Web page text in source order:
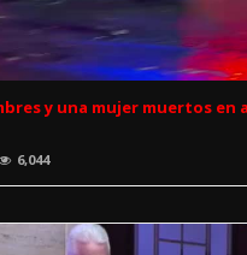
y una mujer muertos en
6,044